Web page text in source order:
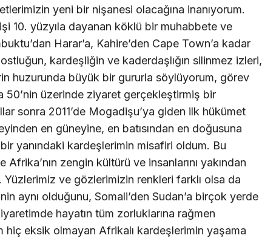
yeni bir nişanesi olacağına inanıyorum.
10. yüzyıla dayanan köklü bir muhabbete ve
Harar’a, Kahire’den Cape Town’a kadar
kardeşliğin ve kaderdaşlığın silinmez izleri,
huzurunda büyük bir gururla söylüyorum, görev
50’nin üzerinde ziyaret gerçekleştirmiş bir
sonra 2011’de Mogadişu’ya giden ilk hükümet
en güneyine, en batısından en doğusuna
yanındaki kardeşlerimin misafiri oldum. Bu
zengin kültürü ve insanlarını yakından
Yüzlerimiz ve gözlerimizin renkleri farklı olsa da
aynı olduğunu, Somali’den Sudan’a birçok yerde
hayatın tüm zorluklarına rağmen
hiç eksik olmayan Afrikalı kardeşlerimin yaşama